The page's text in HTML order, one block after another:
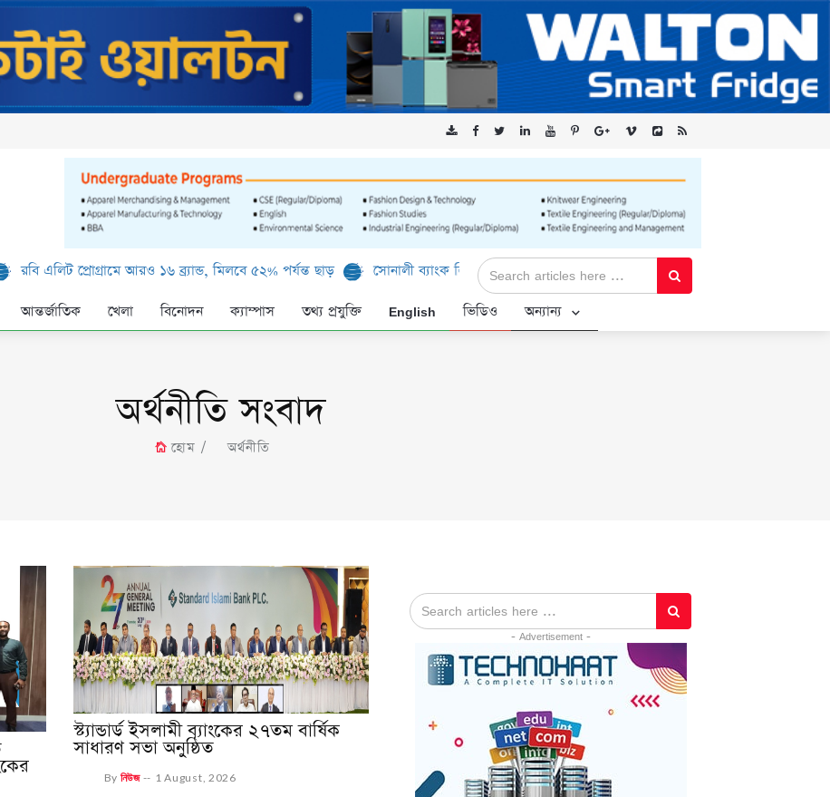
আরও ১৬ ব্র্যান্ড, মিলবে ৫২% পর্যন্ত ছাড় সোনালী ব্যাংক লিমিটেড-এর ‘কৃষক কার্ড’ কর্মসূচির জন্য সুরক্ষিত সংযোগ প্রদান করছে এক্সেনটেক
আন্তর্জাতিক খেলা বিনোদন ক্যাম্পাস তথ্য প্রযুক্তি English ভিডিও অন্যান্য
অর্থনীতি সংবাদ
হোম অর্থনীতি
স্ট্যান্ডার্ড ইসলামী ব্যাংকের ২৭তম বার্ষিক
সাধারণ সভা অনুষ্ঠিত
By নিউজ-- 1 August, 2026
- Advertisement -